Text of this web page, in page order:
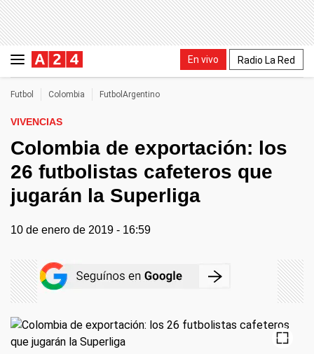
En vivo Radio La Red
Futbol Colombia FutbolArgentino
VIVENCIAS
Colombia de exportación: los
26 futbolistas cafeteros que
jugarán la Superliga
10 de enero de 2019 - 16:59